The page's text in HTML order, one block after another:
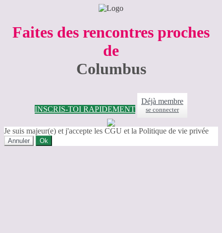
Faites des rencontres proches
de
Columbus
INSCRIS-TOI RAPIDEMENT
Déjà membre
se connecter
Je suis majeur(e) et j'accepte les CGU et la Politique de vie privée
Annuler Ok